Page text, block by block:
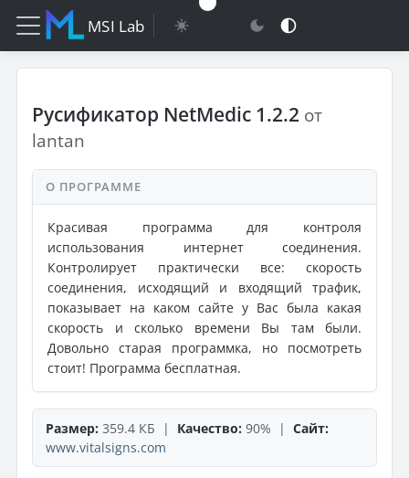
MSI Lab
Русификатор NetMedic 1.2.2 от
lantan
О ПРОГРАММЕ
Красивая программа для контроля
использования интернет соединения.
Контролирует практически все: скорость
соединения, исходящий и входящий трафик,
показывает на каком сайте у Вас была какая
скорость и сколько времени Вы там были.
Довольно старая программка, но посмотреть
стоит! Программа бесплатная.
Размер: 359.4 КБ | Качество: 90% | Сайт:
www.vitalsigns.com